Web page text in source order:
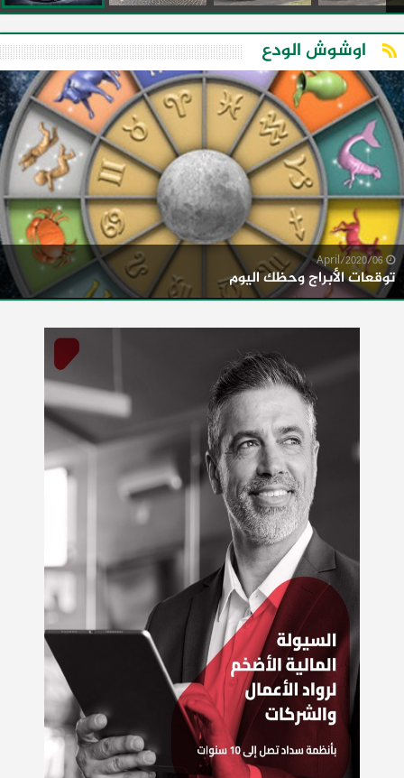
اوشوش الودع
توقعات الأبراج وحظك اليوم